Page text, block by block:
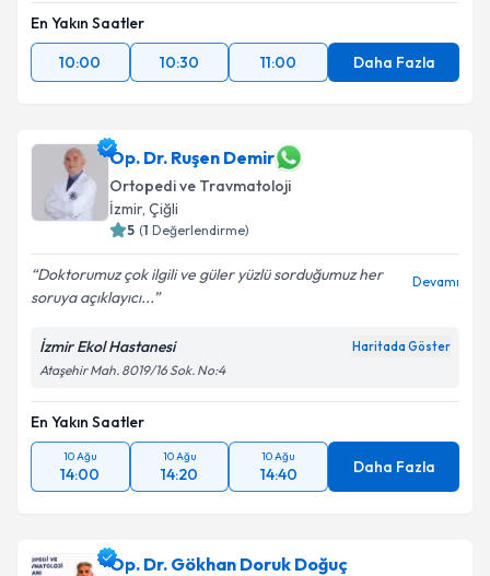
En Yakın Saatler
10:00
10:30 11:00 Daha Fazla
Op. Dr. Ruşen Demir
Ortopedi ve Travmatoloji
İzmir, Çiğli
5 (1 Değerlendirme)
Doktorumuz çok ilgili ve güler yüzlü sorduğumuz her
soruya açıklayıcı...
Devamı
İzmir Ekol Hastanesi Haritada Göster
Ataşehir Mah. 8019/16 Sok. No:4
En Yakın Saatler
10 Ağu
14:00
10 Ağu
14:20
10 Ağu
14:40 Daha Fazla
Op. Dr. Gökhan Doruk Doğuç